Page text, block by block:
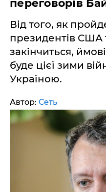
переговорів
Від того, як
президентів США
закінчиться,
буде цієї зими
Україною.
Автор: Сеть